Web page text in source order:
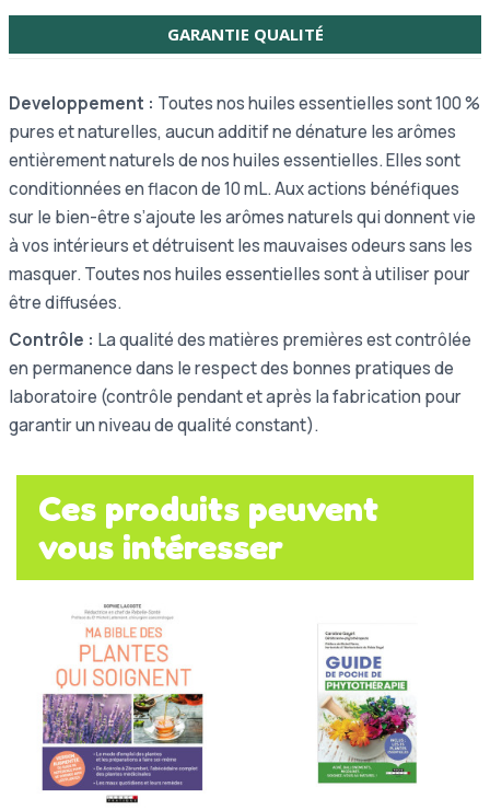
GARANTIE QUALITÉ
Developpement : Toutes nos huiles essentielles sont 100 %
pures et naturelles, aucun additif ne dénature les arômes
entièrement naturels de nos huiles essentielles. Elles sont
conditionnées en flacon de 10 mL. Aux actions bénéfiques
sur le bien-être s’ajoute les arômes naturels qui donnent vie
à vos intérieurs et détruisent les mauvaises odeurs sans les
masquer. Toutes nos huiles essentielles sont à utiliser pour
être diffusées.
Contrôle : La qualité des matières premières est contrôlée
en permanence dans le respect des bonnes pratiques de
laboratoire (contrôle pendant et après la fabrication pour
garantir un niveau de qualité constant).
Ces produits peuvent
vous intéresser